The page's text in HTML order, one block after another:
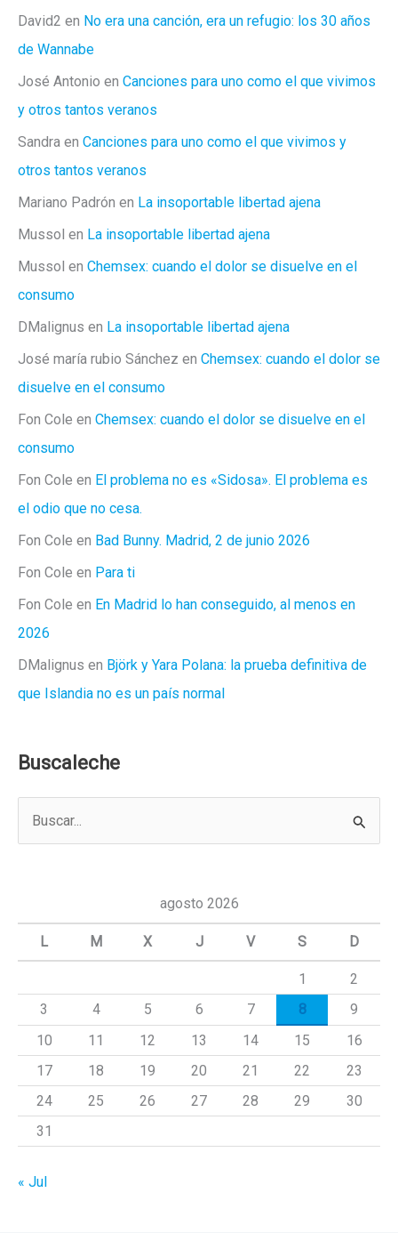
David2 en No era una canción, era un refugio: los 30 años
de Wannabe
José Antonio en Canciones para uno como el que vivimos
y otros tantos veranos
Sandra en Canciones para uno como el que vivimos y
otros tantos veranos
Mariano Padrón en La insoportable libertad ajena
Mussol en La insoportable libertad ajena
Mussol en Chemsex: cuando el dolor se disuelve en el
consumo
DMalignus en La insoportable libertad ajena
José maría rubio Sánchez en Chemsex: cuando el dolor se
disuelve en el consumo
Fon Cole en Chemsex: cuando el dolor se disuelve en el
consumo
Fon Cole en El problema no es «Sidosa». El problema es
el odio que no cesa.
Fon Cole en Bad Bunny. Madrid, 2 de junio 2026
Fon Cole en Para ti
Fon Cole en En Madrid lo han conseguido, al menos en
2026
DMalignus en Björk y Yara Polana: la prueba definitiva de
que Islandia no es un país normal
Buscaleche
a
agosto 2026
L M X J V S D
1
2
3
4 5 6 7 8
9
10
11 12 13 14 15
16
17
18 19 20 21 22
23
24
25 26 27 28 29
30
31
« Jul